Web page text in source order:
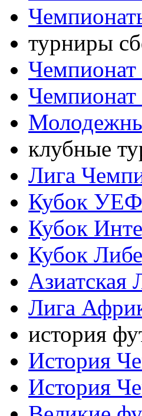
турниры
клубные
Лига
Кубок
Кубок
Кубок
Азиатская
Лига
история
История
История